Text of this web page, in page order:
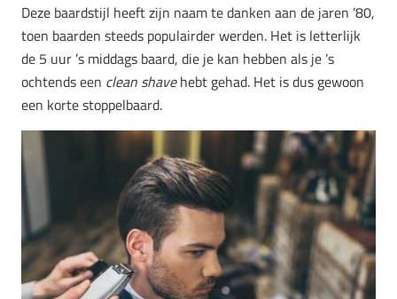
Deze baardstijl heeft zijn naam te danken aan de jaren ’80,
toen baarden steeds populairder werden. Het is letterlijk
de 5 uur ’s middags baard, die je kan hebben als je ’s
ochtends een clean shavehebt gehad. Het is dus gewoon
een korte stoppelbaard.